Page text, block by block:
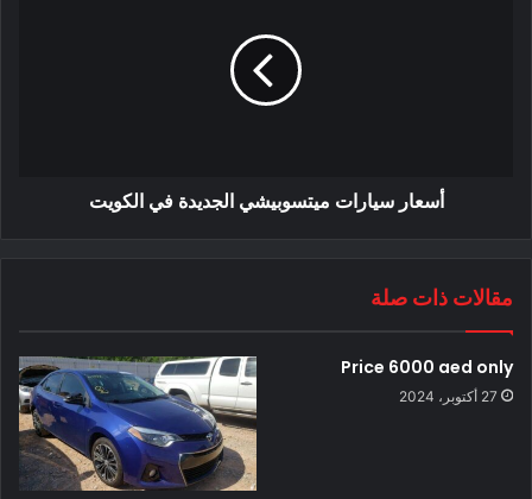
أسعار سيارات ميتسوبيشي الجديدة في الكويت
مقالات ذات صلة
Price 6000 aed only
27 أكتوبر، 2024